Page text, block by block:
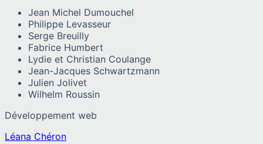
Jean Michel Dumouchel
Philippe Levasseur
Serge Breuilly
Fabrice Humbert
Lydie et Christian Coulange
Jean-Jacques Schwartzmann
Julien Jolivet
Wilhelm Roussin
Développement web
Léana Chéron